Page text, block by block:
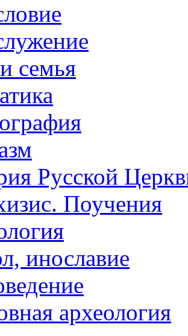
семья
Русской
Поучения
инославие
археология